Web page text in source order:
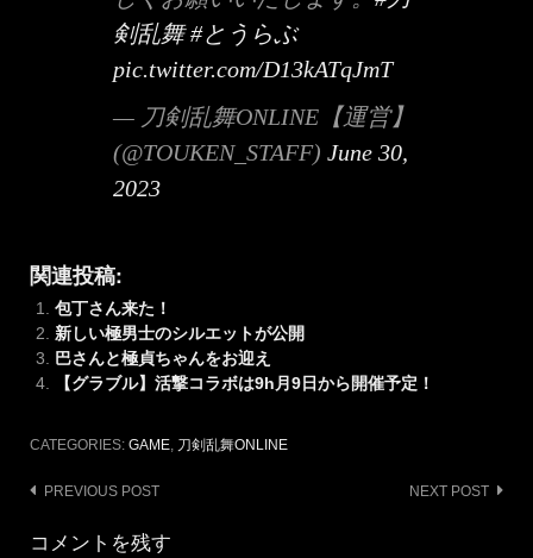
剣乱舞 #とうらぶ
pic.twitter.com/D13kATqJmT
— 刀剣乱舞ONLINE【運営】
(@TOUKEN_STAFF) June 30,
2023
関連投稿:
包丁さん来た！
新しい極男士のシルエットが公開
巴さんと極貞ちゃんをお迎え
【グラブル】活撃コラボは9h月9日から開催予定！
CATEGORIES: GAME, 刀剣乱舞ONLINE
Post
navigation
PREVIOUS POST NEXT POST
コメントを残す